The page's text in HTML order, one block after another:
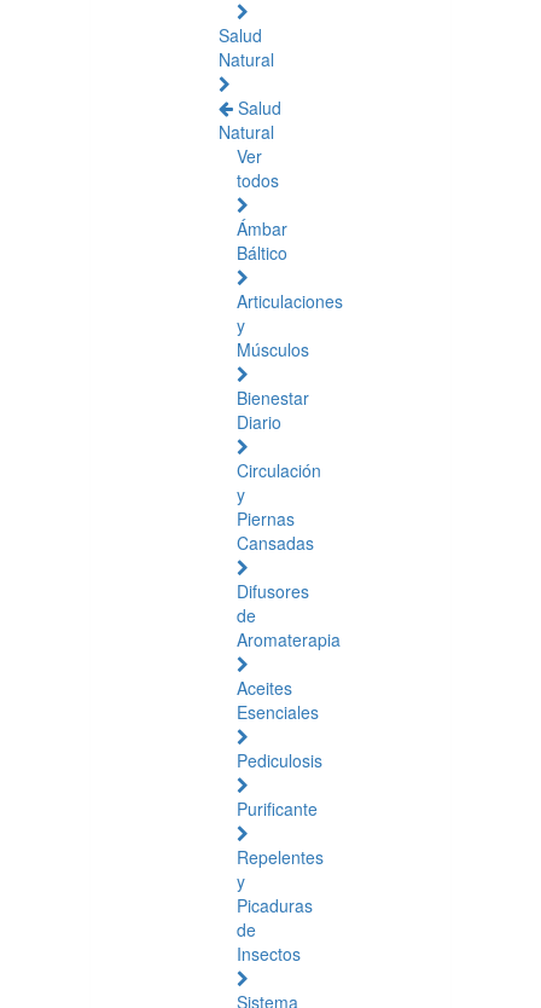
Salud
Natural
Salud
Natural
Ver
todos
Ámbar
Báltico
Articulaciones
y
Músculos
Bienestar
Diario
Circulación
y
Piernas
Cansadas
Difusores
de
Aromaterapia
Aceites
Esenciales
Pediculosis
Purificante
Repelentes
y
Picaduras
de
Insectos
Sistema